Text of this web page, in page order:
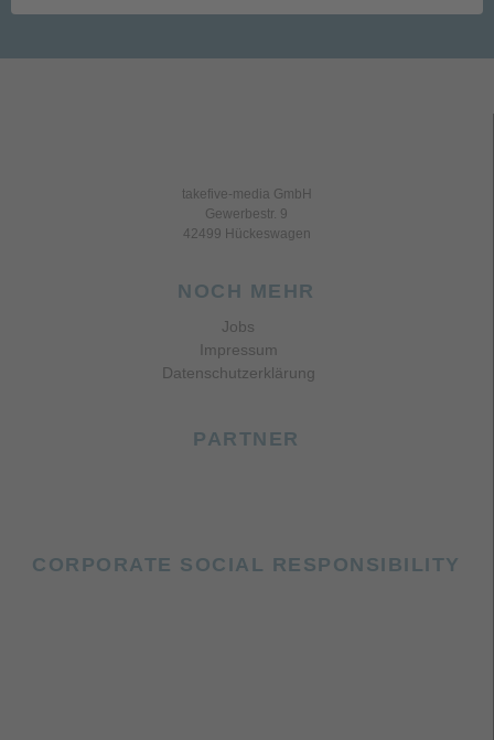
takefive-media GmbH
Gewerbestr. 9
42499 Hückeswagen
NOCH MEHR
Jobs
Impressum
Datenschutzerklärung
PARTNER
CORPORATE SOCIAL RESPONSIBILITY